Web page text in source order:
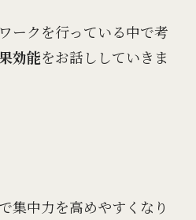
ークを行っている中で考
効能をお話ししていきま
集中力を高めやすくなり